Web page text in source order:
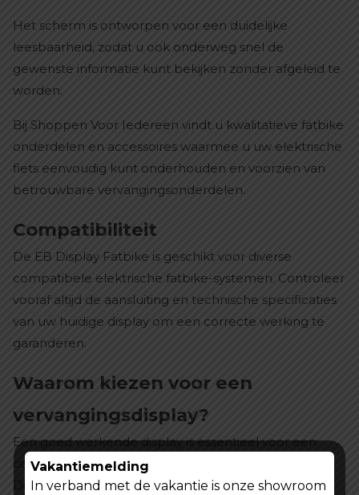
Het scherm is ontworpen voor een duidelijke
leesbaarheid, zodat u ook onderweg snel de
gewenste informatie kunt bekijken zonder afgeleid te
worden.
Bij Shoppen Voor Iedereen vindt u kwalitatieve fatbike
onderdelen en accessoires waarmee u uw elektrische
fiets eenvoudig kunt onderhouden en voorzien van
betrouwbare vervangingsonderdelen.
Compatibiliteit
De EB Display Fatbike is geschikt voor diverse
compatibele elektrische fatbike-systemen. Controleer
vooraf altijd de aansluiting en technische specificaties
van uw huidige display om een correcte werking te
garanderen.
Waarom kiezen voor een
vervangingsdisplay?
Een goed werkende display is essentieel voor een
comfortabele fietservaring. Met een nieuwe EB
Display Fatbike beschikt u weer over nauwkeurige
Vakantiemelding
In verband met de vakantie is onze showroom